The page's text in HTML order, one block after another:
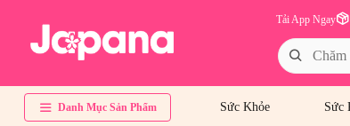
Tải App Ngay
Danh Mục Sản Phẩm Sức Khỏe Sức